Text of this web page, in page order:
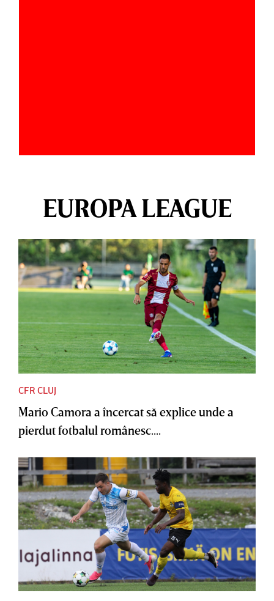
EUROPA LEAGUE
CFR CLUJ
Mario Camora a încercat să explice unde a
pierdut fotbalul românesc....